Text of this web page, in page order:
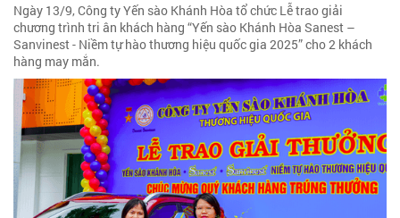
Ngày 13/9, Công ty Yến sào Khánh Hòa tổ chức Lễ trao giải
chương trình tri ân khách hàng “Yến sào Khánh Hòa Sanest –
Sanvinest - Niềm tự hào thương hiệu quốc gia 2025” cho 2 khách
hàng may mắn.